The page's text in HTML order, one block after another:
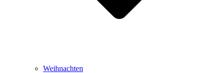
Weihnachten